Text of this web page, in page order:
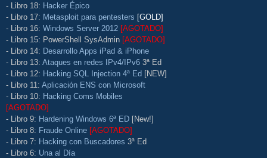
- Libro 18: Hacker Épico
- Libro 17: Metasploit para pentesters [GOLD]
- Libro 16: Windows Server 2012 [AGOTADO]
- Libro 15: PowerShell SysAdmin [AGOTADO]
- Libro 14: Desarrollo Apps iPad & iPhone
- Libro 13: Ataques en redes IPv4/IPv6 3ª Ed
- Libro 12: Hacking SQL Injection 4ª Ed [NEW]
- Libro 11: Aplicación ENS con Microsoft
- Libro 10: Hacking Coms Mobiles
[AGOTADO]
- Libro 9: Hardening Windows 6ª ED [New!]
- Libro 8: Fraude Online [AGOTADO]
- Libro 7: Hacking con Buscadores 3ª Ed
- Libro 6: Una al Día